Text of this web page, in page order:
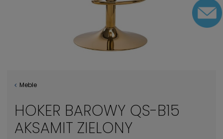
Meble
HOKER BAROWY QS-B15
AKSAMIT ZIELONY